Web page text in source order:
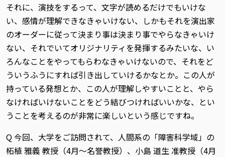
それに、演技をするって、文字が読めるだけでもいけな
い、感情が理解できなきゃいけない、しかもそれを演出家
のオーダーに従って決まり事は決まり事でやらなきゃいけ
ない、それでいてオリジナリティを発揮するみたいな、い
ろんなことをやってもらわなきゃいけないので、それをど
ういうふうにすれば引き出していけるかなとか。この人が
持っている発想とか、この人が理解しやすいことと、やら
なければいけないことをどう結びつければいいかな、とい
うことを考えるのが非常に楽しいという感じですね。
Q 今回、大学をご訪問されて、人間系の「障害科学域」の
柘植 雅義 教授（4月～名誉教授）、小島 道生 准教授（4月